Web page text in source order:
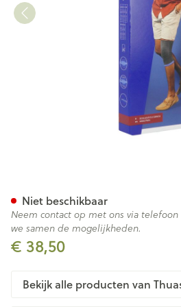
€ 38,50
Niet beschikbaar
Neem contact op met ons via
we samen de mogelijkheden.
Bekijk alle producten van